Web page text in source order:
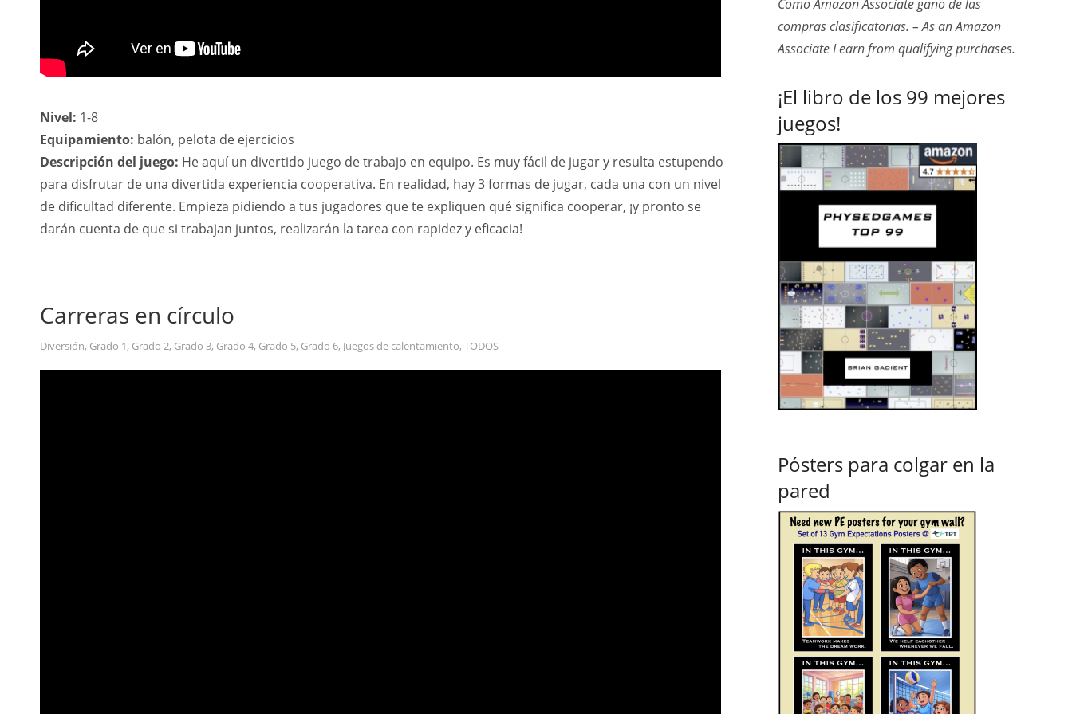
Nivel: 1-8
Equipamiento: balón, pelota de ejercicios
Descripción del juego: He aquí un divertido juego de trabajo en equipo. Es muy fácil de jugar y resulta estupendo
para disfrutar de una divertida experiencia cooperativa. En realidad, hay 3 formas de jugar, cada una con un nivel
de dificultad diferente. Empieza pidiendo a tus jugadores que te expliquen qué significa cooperar, ¡y pronto se
darán cuenta de que si trabajan juntos, realizarán la tarea con rapidez y eficacia!
Carreras en círculo
Diversión, Grado 1, Grado 2, Grado 3, Grado 4, Grado 5, Grado 6, Juegos de calentamiento, TODOS
Como Amazon Associate gano de las
compras clasificatorias. – As an Amazon
Associate I earn from qualifying purchases.
¡El libro de los 99 mejores
juegos!
Pósters para colgar en la
pared